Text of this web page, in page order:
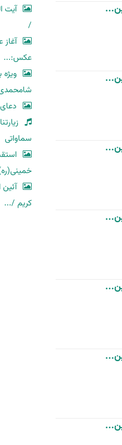
آیت
/
عکس:...
سماواتی
کریم /...